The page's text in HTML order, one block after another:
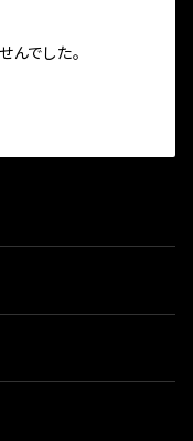
でした。